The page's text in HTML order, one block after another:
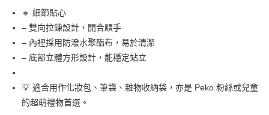
宅配
每筆NT$100，滿NT$999(含以上)免運費
🔸 細節貼心
– 雙向拉鍊設計，開合順手
– 內裡採用防潑水聚酯布，易於清潔
– 底部立體方形設計，能穩定站立
💡 適合用作化妝包、筆袋、雜物收納袋，亦是 Peko 粉絲或兒童
的超萌禮物首選。